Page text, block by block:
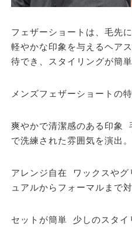
フェザーショートは、毛先
軽やかな印象を与えるヘア
待でき、スタイリングが簡単
メンズフェザーショートの
爽やかで清潔感のある印象
で洗練された雰囲気を演出。
アレンジ自在 ワックスやグ
ュアルからフォーマルまで対
セットが簡単 少しのスタイ